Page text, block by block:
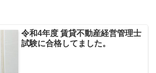
令和4年度 賃貸不動産経営管理士
試験に合格してました。